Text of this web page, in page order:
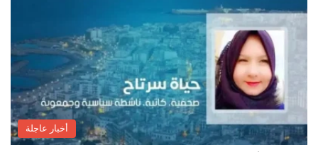
أخبار عاجلة